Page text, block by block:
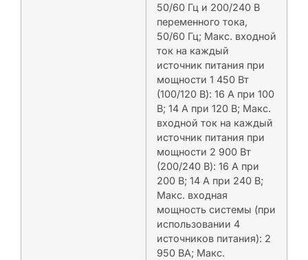
50/60 Гц и 200/240 В
переменного тока,
50/60 Гц; Макс. входной
ток на каждый
источник питания при
мощности 1 450 Вт
(100/120 В): 16 А при 100
В; 14 A при 120 В; Макс.
входной ток на каждый
источник питания при
мощности 2 900 Вт
(200/240 В): 16 А при
200 В; 14 A при 240 В;
Макс. входная
мощность системы (при
использовании 4
источников питания): 2
950 ВА; Макс.